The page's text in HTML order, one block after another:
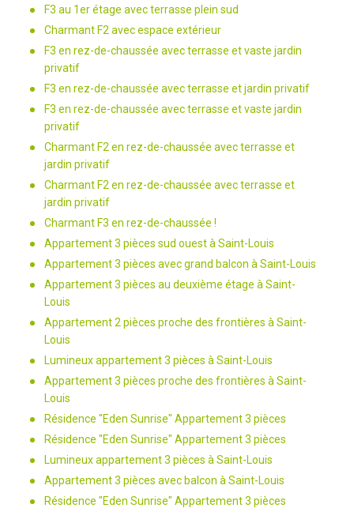
F3 au 1er étage avec terrasse plein sud
Charmant F2 avec espace extérieur
F3 en rez-de-chaussée avec terrasse et vaste jardin
privatif
F3 en rez-de-chaussée avec terrasse et jardin privatif
F3 en rez-de-chaussée avec terrasse et vaste jardin
privatif
Charmant F2 en rez-de-chaussée avec terrasse et
jardin privatif
Charmant F2 en rez-de-chaussée avec terrasse et
jardin privatif
Charmant F3 en rez-de-chaussée !
Appartement 3 pièces sud ouest à Saint-Louis
Appartement 3 pièces avec grand balcon à Saint-Louis
Appartement 3 pièces au deuxième étage à Saint-
Louis
Appartement 2 pièces proche des frontières à Saint-
Louis
Lumineux appartement 3 pièces à Saint-Louis
Appartement 3 pièces proche des frontières à Saint-
Louis
Résidence "Eden Sunrise" Appartement 3 pièces
Résidence "Eden Sunrise" Appartement 3 pièces
Lumineux appartement 3 pièces à Saint-Louis
Appartement 3 pièces avec balcon à Saint-Louis
Résidence "Eden Sunrise" Appartement 3 pièces